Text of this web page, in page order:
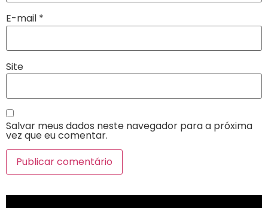
E-mail *
Site
Salvar meus dados neste navegador para a próxima
vez que eu comentar.